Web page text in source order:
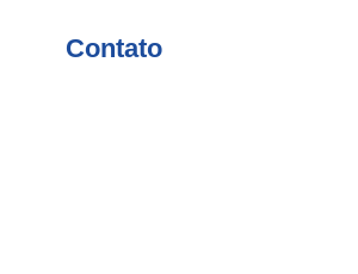
Contato